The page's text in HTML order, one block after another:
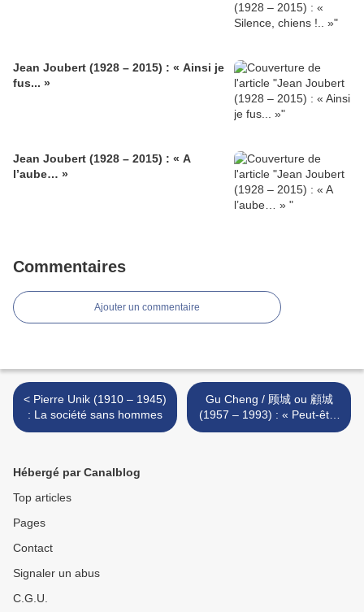
Jean Joubert (1928 – 2015) : « Ainsi je
fus... »
Jean Joubert (1928 – 2015) : « A
l’aube… »
Commentaires
Ajouter un commentaire
< Pierre Unik (1910 – 1945)
: La société sans hommes
Gu Cheng / 顾城 ou 顧城
(1957 – 1993) : « Peut-être
suis-je aveugle ... » >
Hébergé par Canalblog
Top articles
Pages
Contact
Signaler un abus
C.G.U.